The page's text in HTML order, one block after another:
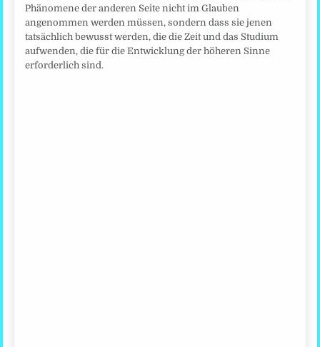
Phänomene der anderen Seite nicht im Glauben
angenommen werden müssen, sondern dass sie jenen
tatsächlich bewusst werden, die die Zeit und das Studium
aufwenden, die für die Entwicklung der höheren Sinne
erforderlich sind.